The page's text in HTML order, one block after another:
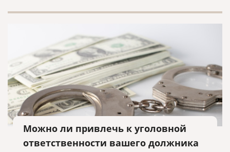
Можно ли привлечь к уголовной
ответственности вашего должника